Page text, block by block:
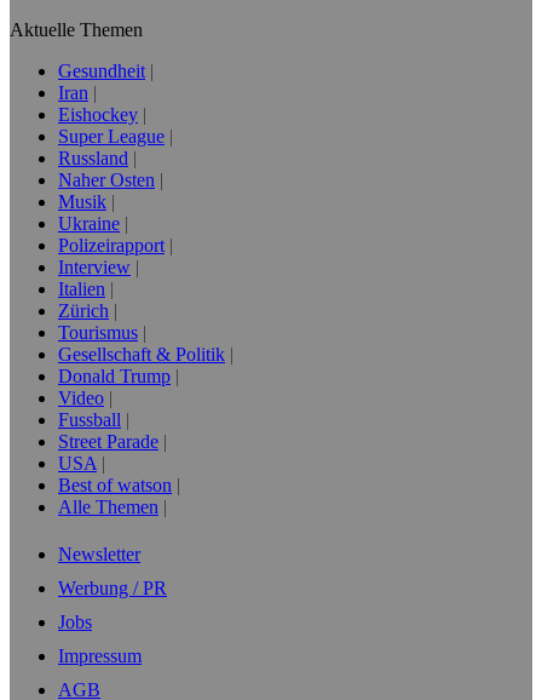
Aktuelle Themen
Gesundheit
Iran
Eishockey
Super League
Russland
Naher Osten
Musik
Ukraine
Polizeirapport
Interview
Italien
Zürich
Tourismus
Gesellschaft & Politik
Donald Trump
Video
Fussball
Street Parade
USA
Best of watson
Alle Themen
Newsletter
Werbung / PR
Jobs
Impressum
AGB